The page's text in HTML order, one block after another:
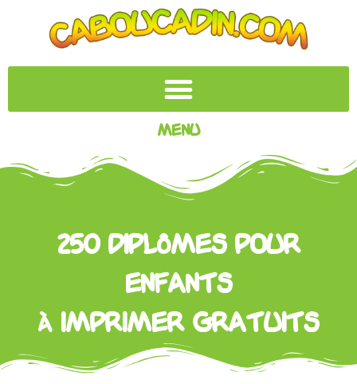
Menu
250 Diplômes pour
enfants
à imprimer gratuits